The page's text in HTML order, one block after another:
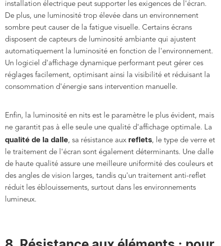
installation électrique peut supporter les exigences de l'écran.
De plus, une luminosité trop élevée dans un environnement
sombre peut causer de la fatigue visuelle. Certains écrans
disposent de capteurs de luminosité ambiante qui ajustent
automatiquement la luminosité en fonction de l'environnement.
Un logiciel d'affichage dynamique performant peut gérer ces
réglages facilement, optimisant ainsi la visibilité et réduisant la
consommation d'énergie sans intervention manuelle.
Enfin, la luminosité en nits est le paramètre le plus évident, mais
ne garantit pas à elle seule une qualité d'affichage optimale. La
qualité de la dalle, sa résistance aux reflets, le type de verre et
le traitement de l'écran sont également déterminants. Une dalle
de haute qualité assure une meilleure uniformité des couleurs et
des angles de vision larges, tandis qu'un traitement anti-reflet
réduit les éblouissements, surtout dans les environnements
lumineux.